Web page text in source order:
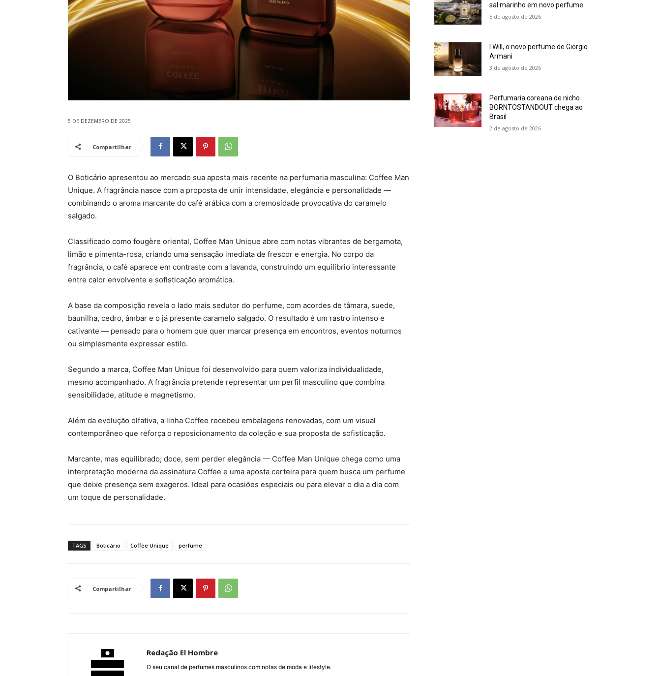
5 DE DEZEMBRO DE 2025
Compartilhar
O Boticário apresentou ao mercado sua aposta mais recente na perfumaria masculina: Coffee Man
Unique. A fragrância nasce com a proposta de unir intensidade, elegância e personalidade —
combinando o aroma marcante do café arábica com a cremosidade provocativa do caramelo
salgado.
Classificado como fougère oriental, Coffee Man Unique abre com notas vibrantes de bergamota,
limão e pimenta-rosa, criando uma sensação imediata de frescor e energia. No corpo da
fragrância, o café aparece em contraste com a lavanda, construindo um equilíbrio interessante
entre calor envolvente e sofisticação aromática.
A base da composição revela o lado mais sedutor do perfume, com acordes de tâmara, suede,
baunilha, cedro, âmbar e o já presente caramelo salgado. O resultado é um rastro intenso e
cativante — pensado para o homem que quer marcar presença em encontros, eventos noturnos
ou simplesmente expressar estilo.
Segundo a marca, Coffee Man Unique foi desenvolvido para quem valoriza individualidade,
mesmo acompanhado. A fragrância pretende representar um perfil masculino que combina
sensibilidade, atitude e magnetismo.
Além da evolução olfativa, a linha Coffee recebeu embalagens renovadas, com um visual
contemporâneo que reforça o reposicionamento da coleção e sua proposta de sofisticação.
Marcante, mas equilibrado; doce, sem perder elegância — Coffee Man Unique chega como uma
interpretação moderna da assinatura Coffee e uma aposta certeira para quem busca um perfume
que deixe presença sem exageros. Ideal para ocasiões especiais ou para elevar o dia a dia com
um toque de personalidade.
TAGS Boticário Coffee Unique perfume
Compartilhar
Redação El Hombre
O seu canal de perfumes masculinos com notas de moda e lifestyle.
sal marinho em novo perfume
5 de agosto de 2026
I Will, o novo perfume de Giorgio
Armani
3 de agosto de 2026
Perfumaria coreana de nicho
BORNTOSTANDOUT chega ao
Brasil
2 de agosto de 2026